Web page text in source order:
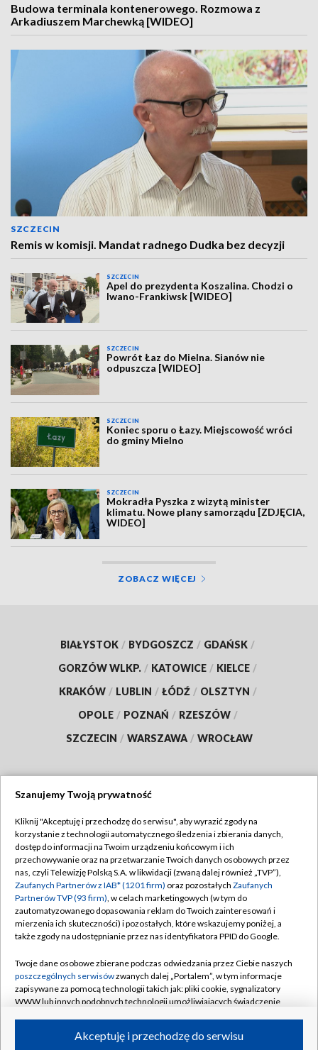
Budowa terminala kontenerowego. Rozmowa z
Arkadiuszem Marchewką [WIDEO]
SZCZECIN
Remis w komisji. Mandat radnego Dudka bez decyzji
SZCZECIN
Apel do prezydenta Koszalina. Chodzi o
Iwano-Frankiwsk [WIDEO]
SZCZECIN
Powrót Łaz do Mielna. Sianów nie
odpuszcza [WIDEO]
SZCZECIN
Koniec sporu o Łazy. Miejscowość wróci
do gminy Mielno
SZCZECIN
Mokradła Pyszka z wizytą minister
klimatu. Nowe plany samorządu [ZDJĘCIA,
WIDEO]
ZOBACZ WIĘCEJ
BIAŁYSTOK / BYDGOSZCZ / GDAŃSK /
GORZÓW WLKP. / KATOWICE / KIELCE /
KRAKÓW / LUBLIN / ŁÓDŹ / OLSZTYN /
OPOLE / POZNAŃ / RZESZÓW /
SZCZECIN / WARSZAWA / WROCŁAW
TVP
Abonament TVP
Emisja w TVP
Centrum informacji TVP
Naziemna Telewizja Cyfrowa
Rada Programowa
System NOS
Informacje o nadawcy
Program dla prasy
Regulamin TVP
Polityka prywatności
Moje zgody
Pomoc
Kontakt
Kanały
Szanujemy Twoją prywatność
Kliknij "Akceptuję i przechodzę do serwisu", aby wyrazić zgody na
korzystanie z technologii automatycznego śledzenia i zbierania danych,
dostęp do informacji na Twoim urządzeniu końcowym i ich
przechowywanie oraz na przetwarzanie Twoich danych osobowych przez
nas, czyli Telewizję Polską S.A. w likwidacji (zwaną dalej również „TVP”),
Zaufanych Partnerów z IAB* (1201 firm) oraz pozostałych Zaufanych
Partnerów TVP (93 firm), w celach marketingowych (w tym do
zautomatyzowanego dopasowania reklam do Twoich zainteresowań i
mierzenia ich skuteczności) i pozostałych, które wskazujemy poniżej, a
także zgody na udostępnianie przez nas identyfikatora PPID do Google.
Twoje dane osobowe zbierane podczas odwiedzania przez Ciebie naszych
poszczególnych serwisówzwanych dalej „Portalem”, w tym informacje
zapisywane za pomocą technologii takich jak: pliki cookie, sygnalizatory
WWW lub innych podobnych technologii umożliwiających świadczenie
ruchu w Internecie.Akceptuję i przechodzę do serwisu